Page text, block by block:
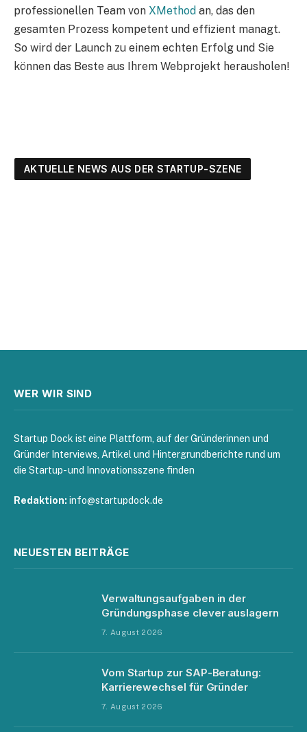
professionellen Team von XMethod an, das den
gesamten Prozess kompetent und effizient managt.
So wird der Launch zu einem echten Erfolg und Sie
können das Beste aus Ihrem Webprojekt herausholen!
AKTUELLE NEWS AUS DER STARTUP-SZENE
WER WIR SIND
Startup Dock ist eine Plattform, auf der Gründerinnen und
Gründer Interviews, Artikel und Hintergrundberichte rund um
die Startup- und Innovationsszene finden
Redaktion: info@startupdock.de
NEUESTEN BEITRÄGE
Verwaltungsaufgaben in der
Gründungsphase clever auslagern
7. August 2026
Vom Startup zur SAP-Beratung:
Karrierewechsel für Gründer
7. August 2026